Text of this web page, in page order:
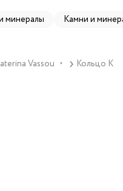
минералы Камни и
Vassou ▼ Кольцо